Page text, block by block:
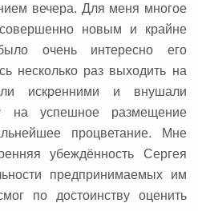
вечера. Для меня многое
новым и крайне
очень интересно его
несколько раз выходить на
искренними и внушали
на успешное размещение
процветание. Мне
убеждённость Сергея
предпринимаемых им
по достоинству оценить